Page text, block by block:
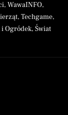
, WawaINFO,
, Techgame,
Ogródek, Świat